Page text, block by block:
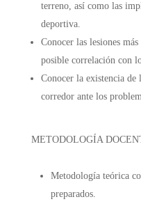
terreno, así como las
deportiva.
Conocer las lesiones
posible correlación con
Conocer la existencia de
corredor ante los
METODOLOGÍA
Metodología teórica
preparados.